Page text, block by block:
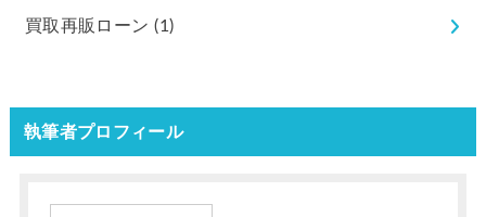
買取再販ローン(1)
執筆者プロフィール